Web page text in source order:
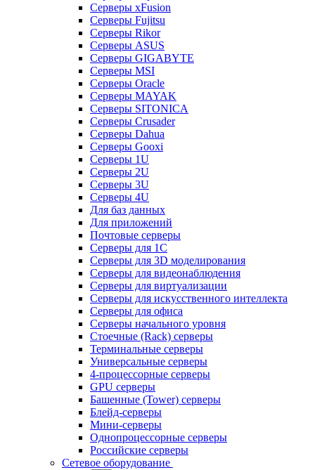
Серверы xFusion
Серверы Fujitsu
Серверы Rikor
Серверы ASUS
Серверы GIGABYTE
Серверы MSI
Серверы Oracle
Серверы MAYAK
Серверы SITONICA
Серверы Crusader
Серверы Dahua
Серверы Gooxi
Серверы 1U
Серверы 2U
Серверы 3U
Серверы 4U
Для баз данных
Для приложений
Почтовые серверы
Серверы для 1С
Серверы для 3D моделирования
Серверы для видеонаблюдения
Серверы для виртуализации
Серверы для искусственного интеллекта
Серверы для офиса
Серверы начального уровня
Стоечные (Rack) серверы
Терминальные серверы
Универсальные серверы
4-процессорные серверы
GPU серверы
Башенные (Tower) серверы
Блейд-серверы
Мини-серверы
Однопроцессорные серверы
Российские серверы
Сетевое оборудование